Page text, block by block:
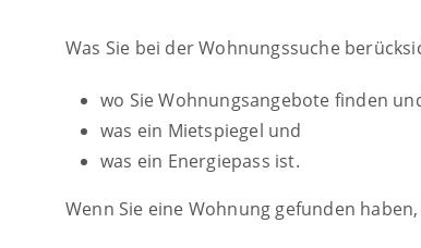
Was Sie bei der Wohnungssuche
wo Sie Wohnungsangebote finden
was ein Mietspiegel und
was ein Energiepass ist.
Wenn Sie eine Wohnung gefunden